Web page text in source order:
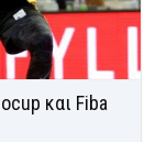
και Fiba